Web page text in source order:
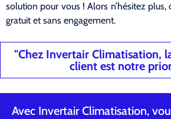
solution pour vous ! Alors n’hésitez
gratuit et sans engagement.
"Chez Invertair Climatisation,
client est notre
Avec Invertair Climatisation,